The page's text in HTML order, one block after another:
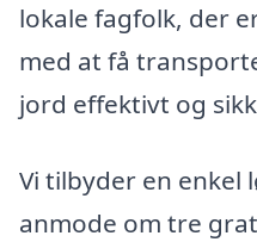
lokale fagfolk, der
med at få
jord effektivt og
Vi tilbyder en enkel
anmode om tre